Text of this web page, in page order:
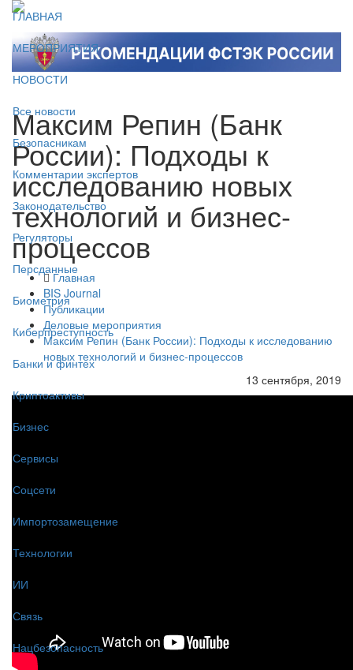
ГЛАВНАЯ
МЕРОПРИЯТИЯ
НОВОСТИ
Все новости
Безопасникам
Комментарии экспертов
Законодательство
Регуляторы
Персданные
Биометрия
Киберпреступность
Банки и финтех
Криптоактивы
Бизнес
Сервисы
Соцсети
Импортозамещение
Технологии
ИИ
Связь
Нацбезопасность
Максим Репин (Банк
России): Подходы к
исследованию новых
технологий и бизнес-
процессов
Главная
BIS Journal
Публикации
Деловые мероприятия
Максим Репин (Банк России): Подходы к исследованию
новых технологий и бизнес-процессов
13 сентября, 2019